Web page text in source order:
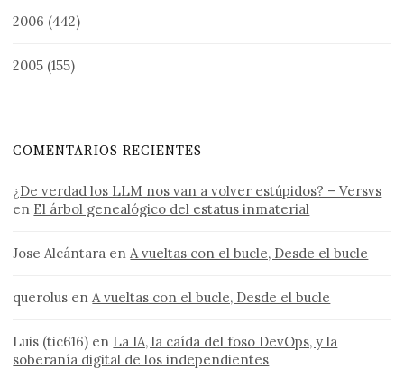
2006 (442)
2005 (155)
COMENTARIOS RECIENTES
¿De verdad los LLM nos van a volver estúpidos? – Versvs
en El árbol genealógico del estatus inmaterial
Jose Alcántara enA vueltas con el bucle, Desde el bucle
querolus enA vueltas con el bucle, Desde el bucle
Luis (tic616) en La IA, la caída del foso DevOps, y la
soberanía digital de los independientes